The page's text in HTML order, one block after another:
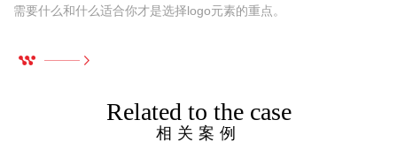
需要什么和什么适合你才是选择logo元素的重点。
Related to the case
相关案例